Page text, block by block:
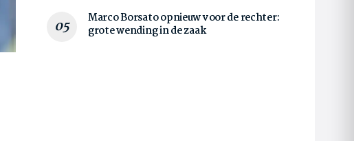
Marco Borsato opnieuw voor de rechter:
grote wending in de zaak